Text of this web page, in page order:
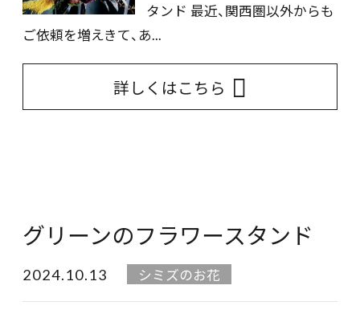
タンド 最近、関西圏以外からも
ご依頼を増えきて、あ...
詳しくはこちら
グリーンのフラワースタンド
2024.10.13 シミズのお花